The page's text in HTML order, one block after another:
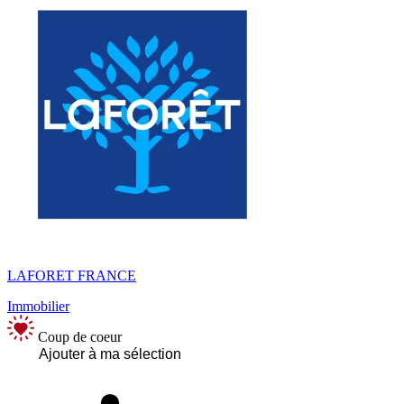
LAFORET FRANCE
Immobilier
Coup de coeur
Ajouter à ma sélection